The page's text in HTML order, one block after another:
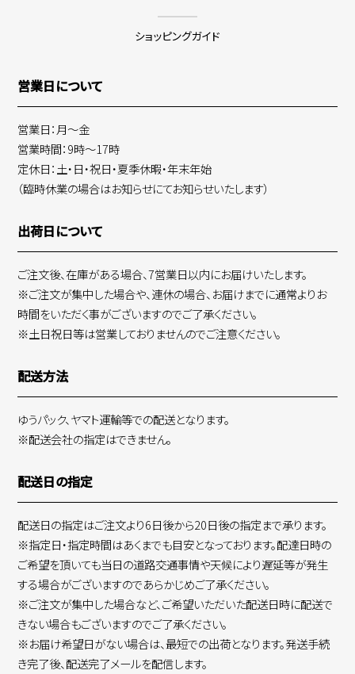
ショッピングガイド
営業日について
営業日：月～金
営業時間：9時～17時
定休日：土・日・祝日・夏季休暇・年末年始
（臨時休業の場合はお知らせにてお知らせいたします）
出荷日について
ご注文後、在庫がある場合、7営業日以内にお届けいたします。
※ご注文が集中した場合や、連休の場合、お届けまでに通常よりお
時間をいただく事がございますのでご了承ください。
※土日祝日等は営業しておりませんのでご注意ください。
配送方法
ゆうパック、ヤマト運輸等での配送となります。
※配送会社の指定はできません。
配送日の指定
配送日の指定はご注文より6日後から20日後の指定まで承ります。
※指定日・指定時間はあくまでも目安となっております。配達日時の
ご希望を頂いても当日の道路交通事情や天候により遅延等が発生
する場合がございますのであらかじめご了承ください。
※ご注文が集中した場合など、ご希望いただいた配送日時に配送で
きない場合もございますのでご了承ください。
※お届け希望日がない場合は、最短での出荷となります。発送手続
き完了後、配送完了メールを配信します。